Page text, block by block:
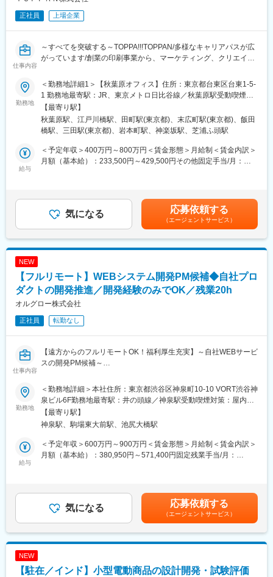
ダー様とのやりとり、テスト・実証実験では実機チームと連携し
ながら専用テストサイトやお客様現場でのテスト実施などがあり
※国内外の出張が発生いたします。将来的に海外駐在の可能性がご
ざいます。
■開発ツール※担当業務によって異なります。
・C、C++、Python、React、AWS（EC2／S3／Kinesis／IoT
Core／Lambda／Fargateなど）、Docker、Figma
・GitHub／JIRA／Confluenceなどのソフトウェア構成管理、プロ
ジェクト管理・情報共有ツール
■職場環境・風土
「買う喜び、売る喜び、創る喜びを世界に広げる」を基本理念
もがフラットに活躍できる職場環境です。積極的に仕事に向き合
い、推進する力のある従業員には、入社直後であっても大きな仕
変更の範囲：専門性や適性、会社ニーズなどを踏まえ、会社が定
正社員 上場企業
仕事内容
～すべてを突破する～TOPPA!!!TOPPAN/多様なキャリアパスが広
がっています/創業の印刷事業から、マーケティング、クリエイテ
■採用背景：海外子会社や海外合弁会社の設立が多数計画される
中、経理会計実務経験に加えて海外ビジネス経験のある人材を増
員したく、ご活躍いただける方を募集しています。
■業務内容：入社後5年程度は、管轄する事業(本)部経理部にて経
理会計業務を担当いただきます。
その後、担当する海外子会社が決まった後には、国内からその会
社をコントロールし(出張もあり)、海外赴任時には、経理会計税務
◇社員紹介：
https://www.toppan.co.jp/recruit/shinsotsu/member/kakefuda.html
リアプランが広がっています。
■産前産後・育児休業の取得状況
2019年度：産後前後休業取得者数 93名、育児休業取得者数 342
名（男性：155名）
■企業について：
Ｎ株式会社」として、新たなスタートを切りました。旧凸版印刷
株式会社の主要事業を継承した当社では、グループ会社一丸とな
って取り組むシナジーの創出を牽引して参ります。ワールドワイ
ドで社会課題を解決するリーディングカンパニーとして、変革と
深化を加速させ、経済的価値と社会的価値の創出に向けた取り組
みをスピードアップさせていきます。そして、より良い社会を創
る一翼を担えるよう、ステークホルダーの皆さまと着実に前進
2021年より3年連続で選ばれ、デジタル化する社会のニーズに対
応しております。将来的には他部門へのジョブローテーションな
どキャリア構築が可能です。
勤務地
＜勤務地詳細1＞【秋葉原オフィス】住所：東京都台東区台東1-5-
1 勤務地最寄駅：JR、東京メトロ日比谷線／秋葉原駅受動喫煙対
策：屋内喫煙可能場所あり＜勤務地詳細2＞トッパン小石川ビル住
所：東京都文京区水道1－3－3 受動喫煙対策：屋内全面禁煙＜勤
務地詳細3＞【トッパン芝浦ビル】住所：東京都港区芝浦3-19-26
内喫煙可能場所あり
【最寄り駅】
秋葉原駅、江戸川橋駅、田町駅(東京都)、末広町駅(東京都)、飯田
橋駅、三田駅(東京都)、岩本町駅、神楽坂駅、芝浦ふ頭駅
給与
＜予定年収＞400万円～800万円＜賃金形態＞月給制＜賃金内訳＞
月額（基本給）：233,500円～429,500円その他固定手当/月：
り、選考を通じて上下する可能性があります。月給(月額)は固定手
当を含めた表記です。
気になる 応募依頼する
（エージェントサービス）
NEW
【フルリモート】WEBシステム開発PM候補◆自社プロ
ダクトの開発推進／開発経験のみでOK／残業20h
オルグロー株式会社
正社員 転勤なし
仕事内容
【遠方からのフルリモートOK！福利厚生充実】～自社WEBサービ
スの開発PM候補～
■業務概要：
自社プロダクトの開発体制強化に伴い、プロジェクト推進と開発
実務の両方を担えるプレイングPM候補を募集します。
単なる管理者ではなく、「自らコードを書き、仕様を理解し、開
発を前に進める」ことができる方を求めています。
▼プロジェクトマネジメント業務
・自社プロダクト開発の進行管理
・スケジュール／課題／リスク管理
・リリースマネジメント
・既存システムの改修・技術的負債の解消
勤務地
＜勤務地詳細＞本社住所：東京都渋谷区神泉町10-10 VORT渋谷神
泉ビル6F勤務地最寄駅：井の頭線／神泉駅受動喫煙対策：屋内全
面禁煙変更の範囲：会社の定める事業所（リモートワーク含む）
【最寄り駅】
神泉駅、駒場東大前駅、池尻大橋駅
給与
＜予定年収＞600万円～900万円＜賃金形態＞月給制＜賃金内訳＞
月額（基本給）：380,950円～571,400円固定残業手当/月：
上記賃金はあくまでも目安の金額であり、選考を通じて上下する
可能性があります。・出産祝い金10万円・結婚祝い金10万円・親
孝行支援手当（実家に帰省する場合、公共交通費などの移動費を
最大で1万5千円支給）賃金はあくまでも目安の金額であり、選考
を通じて上下する可能性があります。月給(月額)は固定手当を含め
気になる 応募依頼する
（エージェントサービス）
NEW
【駐在／インド】小型電動商品の設計開発・試験評価